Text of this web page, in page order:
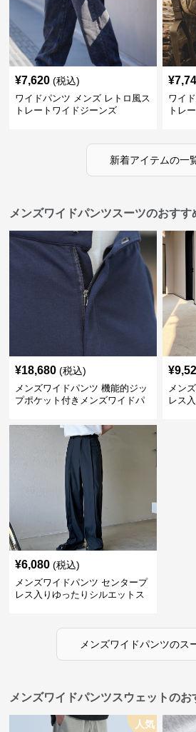
¥7,620 (税込)
ワイドパンツ メンズ レトロ風ス
トレートワイドジーンズ
¥
ワイ
トレ
新着アイテムの一
メンズワイドパンツスーツのおすす
¥18,680 (税込)
メンズワイドパンツ 機能的ジッ
プポケット付きメンズワイドパ
¥
メン
レス
¥6,080 (税込)
メンズワイドパンツ センタープ
レス入りゆったりシルエットス
メンズワイドパンツのス
メンズワイドパンツスウェットのお
人気